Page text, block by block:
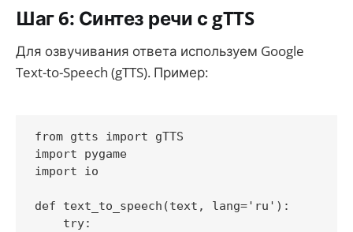
Шаг 6: Синтез речи с gTTS
Для озвучивания ответа используем Google
Text-to-Speech (gTTS). Пример:
from gtts import gTTS
import pygame
import io
def text_to_speech(text, lang='ru'):
    try: